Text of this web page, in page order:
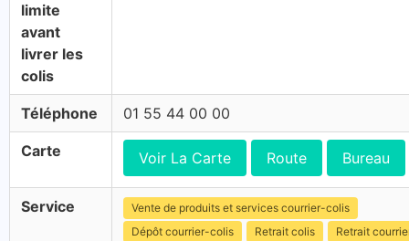
limite
avant
livrer les
colis
Téléphone 01 55 44 00 00
Carte Voir La Carte Route Bureau
Service
Vente de produits et services courrier-colis
Dépôt courrier-colis
Retrait colis
Retrait